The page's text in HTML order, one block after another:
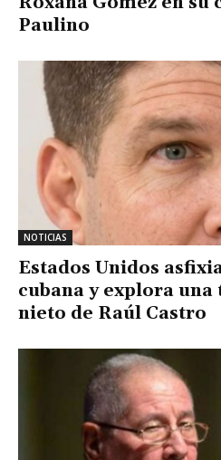
Paulino
NOTICIAS
Estados Unidos
cubana y explora
nieto de Raúl Castro